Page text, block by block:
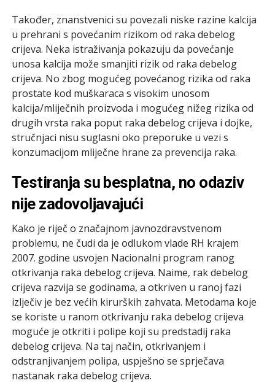
Također, znanstvenici su povezali niske razine kalcija
u prehrani s povećanim rizikom od raka debelog
crijeva. Neka istraživanja pokazuju da povećanje
unosa kalcija može smanjiti rizik od raka debelog
crijeva. No zbog mogućeg povećanog rizika od raka
prostate kod muškaraca s visokim unosom
kalcija/mliječnih proizvoda i mogućeg nižeg rizika od
drugih vrsta raka poput raka debelog crijeva i dojke,
stručnjaci nisu suglasni oko preporuke u vezi s
konzumacijom mliječne hrane za prevencija raka.
Testiranja su besplatna, no odaziv
nije zadovoljavajući
Kako je riječ o značajnom javnozdravstvenom
problemu, ne čudi da je odlukom vlade RH krajem
2007. godine usvojen Nacionalni program ranog
otkrivanja raka debelog crijeva. Naime, rak debelog
crijeva razvija se godinama, a otkriven u ranoj fazi
izlječiv je bez većih kirurških zahvata. Metodama koje
se koriste u ranom otkrivanju raka debelog crijeva
moguće je otkriti i polipe koji su predstadij raka
debelog crijeva. Na taj način, otkrivanjem i
odstranjivanjem polipa, uspješno se sprječava
nastanak raka debelog crijeva.